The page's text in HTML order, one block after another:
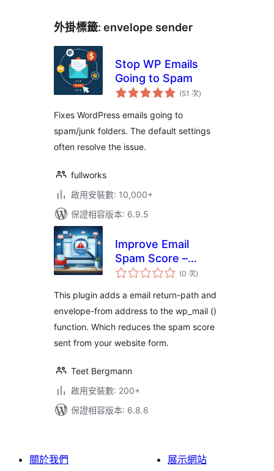
外掛標籤: envelope sender
Stop WP Emails
Going to Spam
(51 次評
分)
Fixes WordPress emails going to
spam/junk folders. The default settings
often resolve the issue.
fullworks
啟用安裝數: 10,000+
保證相容版本: 6.9.5
Improve Email
Spam Score –
Improves forms
score
(0 次評
分
數
)
This plugin adds a email return-path and
envelope-from address to the wp_mail ()
function. Which reduces the spam score
sent from your website form.
Teet Bergmann
啟用安裝數: 200+
保證相容版本: 6.8.6
關於我們
展示網站